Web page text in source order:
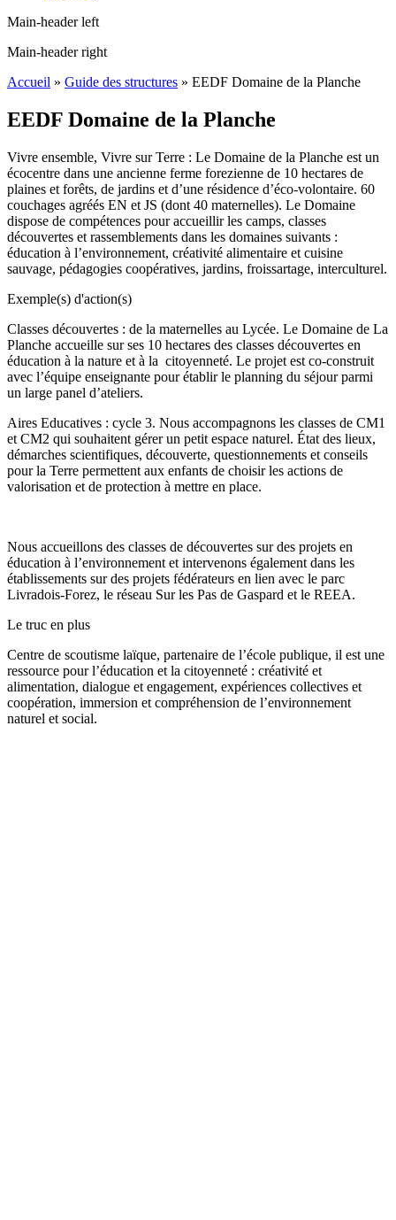
Main-header left
Main-header right
Accueil » Guide des structures » EEDF Domaine de la Planche
EEDF Domaine de la Planche
Vivre ensemble, Vivre sur Terre : Le Domaine de la Planche est un
écocentre dans une ancienne ferme forezienne de 10 hectares de
plaines et forêts, de jardins et d’une résidence d’éco-volontaire. 60
couchages agréés EN et JS (dont 40 maternelles). Le Domaine
dispose de compétences pour accueillir les camps, classes
découvertes et rassemblements dans les domaines suivants :
éducation à l’environnement, créativité alimentaire et cuisine
sauvage, pédagogies coopératives, jardins, froissartage, interculturel.
Exemple(s) d'action(s)
Classes découvertes : de la maternelles au Lycée. Le Domaine de La
Planche accueille sur ses 10 hectares des classes découvertes en
éducation à la nature et à la citoyenneté. Le projet est co-construit
avec l’équipe enseignante pour établir le planning du séjour parmi
un large panel d’ateliers.
Aires Educatives : cycle 3. Nous accompagnons les classes de CM1
et CM2 qui souhaitent gérer un petit espace naturel. État des lieux,
démarches scientifiques, découverte, questionnements et conseils
pour la Terre permettent aux enfants de choisir les actions de
valorisation et de protection à mettre en place.
Nous accueillons des classes de découvertes sur des projets en
éducation à l’environnement et intervenons également dans les
établissements sur des projets fédérateurs en lien avec le parc
Livradois-Forez, le réseau Sur les Pas de Gaspard et le REEA.
Le truc en plus
Centre de scoutisme laïque, partenaire de l’école publique, il est une
ressource pour l’éducation et la citoyenneté : créativité et
alimentation, dialogue et engagement, expériences collectives et
coopération, immersion et compréhension de l’environnement
naturel et social.